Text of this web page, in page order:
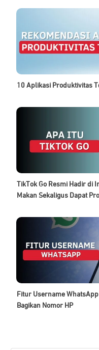
10 Aplikasi Produktivitas
TikTok Go Resmi Hadir di
Makan Sekaligus Dapat
Fitur Username
Bagikan Nomor HP